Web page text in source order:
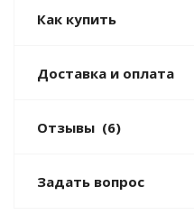
Как купить
Доставка и оплата
Отзывы (6)
Задать вопрос